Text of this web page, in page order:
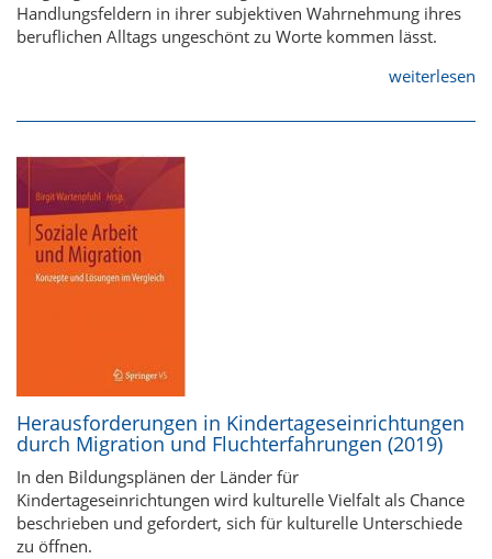
Handlungsfeldern in ihrer subjektiven Wahrnehmung ihres
beruflichen Alltags ungeschönt zu Worte kommen lässt.
weiterlesen
Herausforderungen in Kindertageseinrichtungen
durch Migration und Fluchterfahrungen (2019)
In den Bildungsplänen der Länder für
Kindertageseinrichtungen wird kulturelle Vielfalt als Chance
beschrieben und gefordert, sich für kulturelle Unterschiede
zu öffnen.